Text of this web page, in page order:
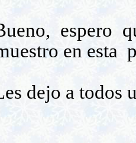
espero
en esta
dejo a todos